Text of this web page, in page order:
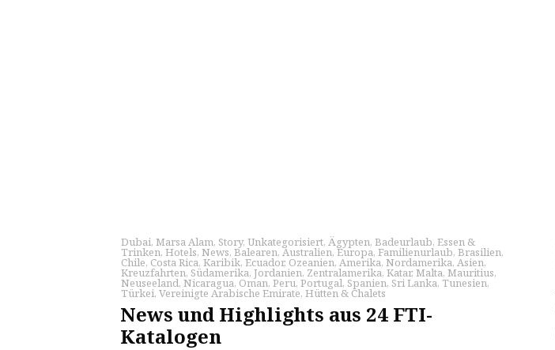
Dubai, Marsa Alam, Story, Unkategorisiert, Ägypten, Badeurlaub, Essen &
Trinken, Hotels, News, Balearen, Australien, Europa, Familienurlaub, Brasilien,
Chile, Costa Rica, Karibik, Ecuador, Ozeanien, Amerika, Nordamerika, Asien,
Kreuzfahrten, Südamerika, Jordanien, Zentralamerika, Katar, Malta, Mauritius,
Neuseeland, Nicaragua, Oman, Peru, Portugal, Spanien, Sri Lanka, Tunesien,
Türkei, Vereinigte Arabische Emirate, Hütten & Chalets
News und Highlights aus 24 FTI-
Katalogen